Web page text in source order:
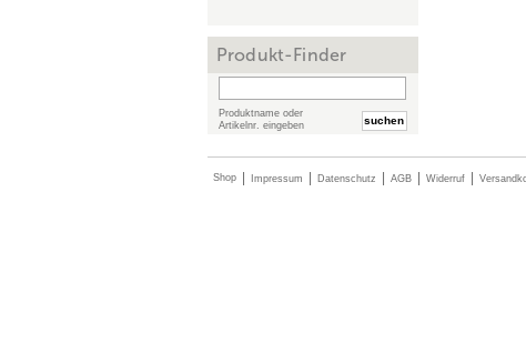
Produkt-Finder
Produktname oder
Artikelnr. eingeben
suchen
Shop Impressum Datenschutz AGB Widerruf